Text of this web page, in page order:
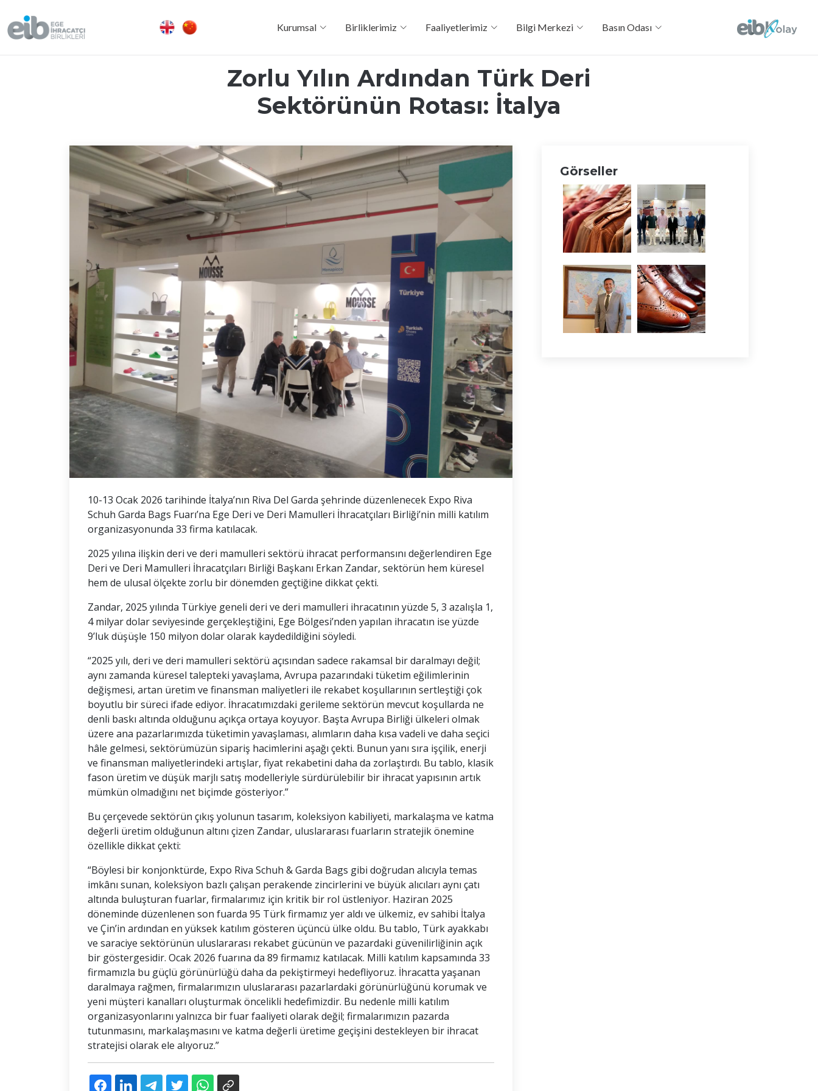
Kurumsal Birliklerimiz Faaliyetlerimiz Bilgi Merkezi Basın Odası
Zorlu Yılın Ardından Türk Deri
Sektörünün Rotası: İtalya
10-13 Ocak 2026 tarihinde İtalya’nın Riva Del Garda şehrinde düzenlenecek Expo Riva
Schuh Garda Bags Fuarı’na Ege Deri ve Deri Mamulleri İhracatçıları Birliği’nin milli katılım
organizasyonunda 33 firma katılacak.
2025 yılına ilişkin deri ve deri mamulleri sektörü ihracat performansını değerlendiren Ege
Deri ve Deri Mamulleri İhracatçıları Birliği Başkanı Erkan Zandar, sektörün hem küresel
hem de ulusal ölçekte zorlu bir dönemden geçtiğine dikkat çekti.
Zandar, 2025 yılında Türkiye geneli deri ve deri mamulleri ihracatının yüzde 5, 3 azalışla 1,
4 milyar dolar seviyesinde gerçekleştiğini, Ege Bölgesi’nden yapılan ihracatın ise yüzde
9’luk düşüşle 150 milyon dolar olarak kaydedildiğini söyledi.
“2025 yılı, deri ve deri mamulleri sektörü açısından sadece rakamsal bir daralmayı değil;
aynı zamanda küresel talepteki yavaşlama, Avrupa pazarındaki tüketim eğilimlerinin
değişmesi, artan üretim ve finansman maliyetleri ile rekabet koşullarının sertleştiği çok
boyutlu bir süreci ifade ediyor. İhracatımızdaki gerileme sektörün mevcut koşullarda ne
denli baskı altında olduğunu açıkça ortaya koyuyor. Başta Avrupa Birliği ülkeleri olmak
üzere ana pazarlarımızda tüketimin yavaşlaması, alımların daha kısa vadeli ve daha seçici
hâle gelmesi, sektörümüzün sipariş hacimlerini aşağı çekti. Bunun yanı sıra işçilik, enerji
ve finansman maliyetlerindeki artışlar, fiyat rekabetini daha da zorlaştırdı. Bu tablo, klasik
fason üretim ve düşük marjlı satış modelleriyle sürdürülebilir bir ihracat yapısının artık
mümkün olmadığını net biçimde gösteriyor.”
Bu çerçevede sektörün çıkış yolunun tasarım, koleksiyon kabiliyeti, markalaşma ve katma
değerli üretim olduğunun altını çizen Zandar, uluslararası fuarların stratejik önemine
özellikle dikkat çekti:
“Böylesi bir konjonktürde, Expo Riva Schuh & Garda Bags gibi doğrudan alıcıyla temas
imkânı sunan, koleksiyon bazlı çalışan perakende zincirlerini ve büyük alıcıları aynı çatı
altında buluşturan fuarlar, firmalarımız için kritik bir rol üstleniyor. Haziran 2025
döneminde düzenlenen son fuarda 95 Türk firmamız yer aldı ve ülkemiz, ev sahibi İtalya
ve Çin’in ardından en yüksek katılım gösteren üçüncü ülke oldu. Bu tablo, Türk ayakkabı
ve saraciye sektörünün uluslararası rekabet gücünün ve pazardaki güvenilirliğinin açık
bir göstergesidir. Ocak 2026 fuarına da 89 firmamız katılacak. Milli katılım kapsamında 33
firmamızla bu güçlü görünürlüğü daha da pekiştirmeyi hedefliyoruz. İhracatta yaşanan
daralmaya rağmen, firmalarımızın uluslararası pazarlardaki görünürlüğünü korumak ve
yeni müşteri kanalları oluşturmak öncelikli hedefimizdir. Bu nedenle milli katılım
organizasyonlarını yalnızca bir fuar faaliyeti olarak değil; firmalarımızın pazarda
tutunmasını, markalaşmasını ve katma değerli üretime geçişini destekleyen bir ihracat
stratejisi olarak ele alıyoruz.”
Görseller